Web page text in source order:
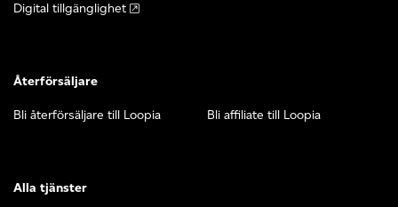
Digital tillgänglighet
Återförsäljare
Bli återförsäljare till Loopia Bli affiliate till Loopia
Alla tjänster